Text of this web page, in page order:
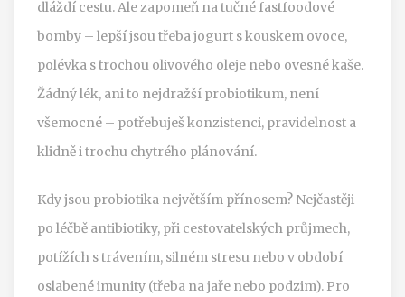
dláždí cestu. Ale zapomeň na tučné fastfoodové
bomby – lepší jsou třeba jogurt s kouskem ovoce,
polévka s trochou olivového oleje nebo ovesné kaše.
Žádný lék, ani to nejdražší probiotikum, není
všemocné – potřebuješ konzistenci, pravidelnost a
klidně i trochu chytrého plánování.
Kdy jsou probiotika největším přínosem? Nejčastěji
po léčbě antibiotiky, při cestovatelských průjmech,
potížích s trávením, silném stresu nebo v období
oslabené imunity (třeba na jaře nebo podzim). Pro